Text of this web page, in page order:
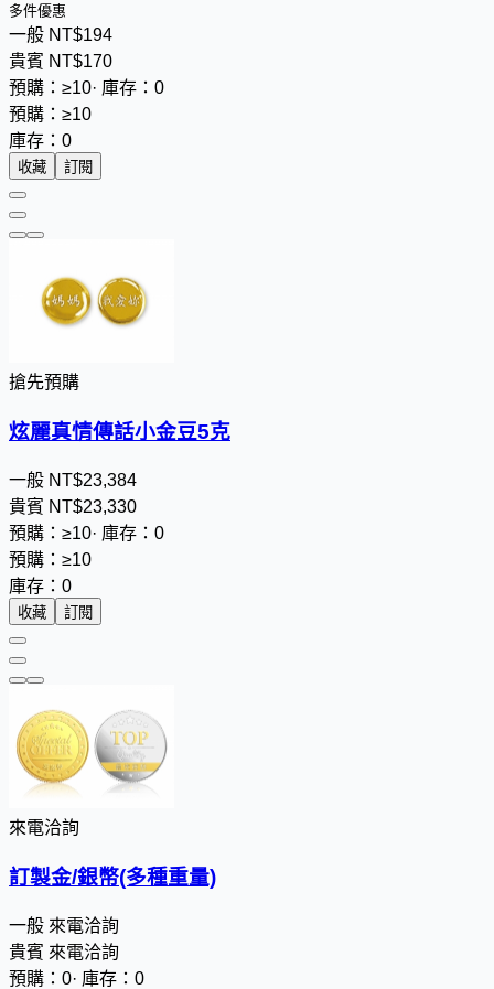
多件優惠
一般 NT$194
貴賓 NT$170
預購：≥10· 庫存：0
預購：≥10
庫存：0
收藏 訂閱
搶先預購
炫麗真情傳話小金豆5克
一般 NT$23,384
貴賓 NT$23,330
預購：≥10· 庫存：0
預購：≥10
庫存：0
收藏 訂閱
來電洽詢
訂製金/銀幣(多種重量)
一般 來電洽詢
貴賓 來電洽詢
預購：0· 庫存：0